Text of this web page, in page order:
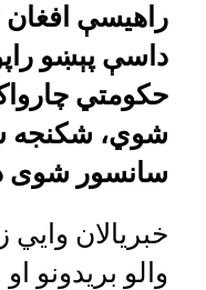
راهیسې افغان
داسې پېښو
حکومتي
شوي، شکنجه
سانسور شوی
خبریالان
والو بریدونو